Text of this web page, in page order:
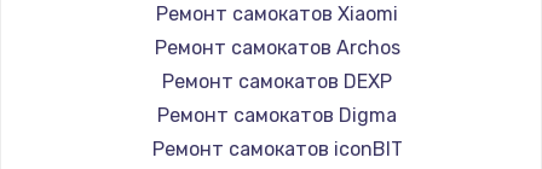
Замена / ремонт электронного модуля
управления
600 руб.
Ремонт самокатов Xiaomi
Ремонт самокатов Archos
Ремонт самокатов DEXP
Ремонт самокатов Digma
Ремонт самокатов iconBIT